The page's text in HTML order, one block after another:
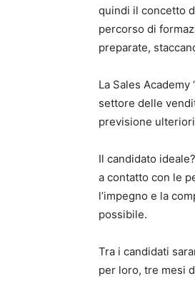
quindi il concetto
percorso di
preparate,
La Sales
settore delle
previsione
Il candidato
a contatto con le
l’impegno e la
possibile.
Tra i candidati
per loro, tre mesi